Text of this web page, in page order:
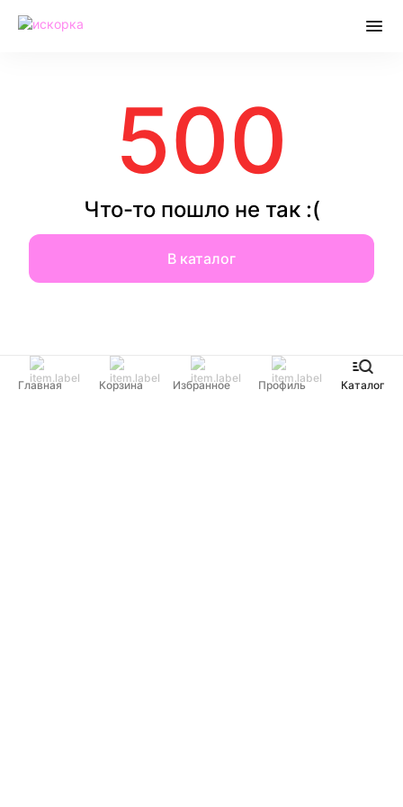
500
Что-то пошло не так :(
В каталог
Главная Корзина Избранное Профиль Каталог